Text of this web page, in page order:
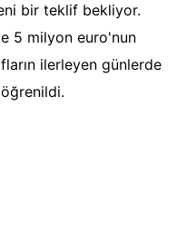
bir teklif bekliyor.
5 milyon euro'nun
ilerleyen günlerde